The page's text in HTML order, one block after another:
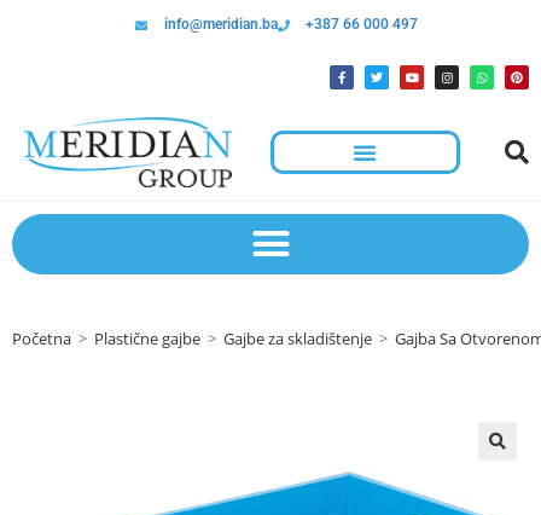
info@meridian.ba +387 66 000 497
Početna > Plastične gajbe > Gajbe za skladištenje > Gajba Sa